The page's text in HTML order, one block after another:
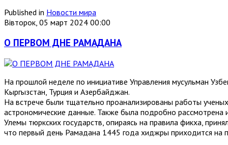
Published in Новости мира
Вівторок, 05 март 2024 00:00
О ПЕРВОМ ДНЕ РАМАДАНА
На прошлой неделе по инициативе Управления мусульман
Кыргызстан, Турция и Азербайджан.
На встрече были тщательно проанализированы работы
астрономические данные. Также была подробно
Улемы тюркских государств, опираясь на правила фикха,
что первый день Рамадана 1445 года хиджры приходится на